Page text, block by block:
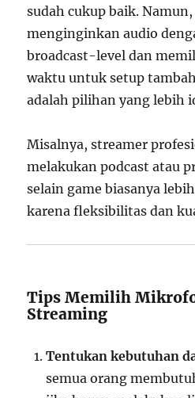
sudah cukup baik.
menginginkan audio
broadcast-level dan
waktu untuk setup
adalah pilihan yang lebih
Misalnya, streamer
melakukan podcast atau
selain game biasanya
karena fleksibilitas dan
Tips Memilih
Streaming
Tentukan kebutuhan
semua orang